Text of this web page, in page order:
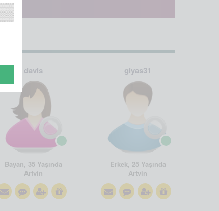
davis
Bayan, 35 Yaşında
Artvin
giyas31
Erkek, 25 Yaşında
Artvin